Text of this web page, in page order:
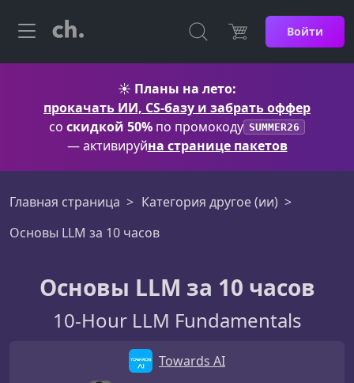
Войти
☀️ Планы на лето:
прокачать ИИ, CS-базу и забрать оффер
со скидкой 50% по промокоду SUMMER26
— активируйна странице пакетов
Главная страница
Категория другое (ии)
Основы LLM за 10 часов
Основы LLM за 10 часов
10-Hour LLM Fundamentals
Towards AI